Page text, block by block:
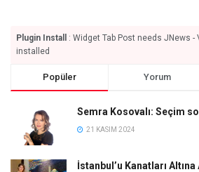
Plugin Install
: Widget Tab Post needs JNews -
installed
Popüler Yorum
Semra Kosovalı: Seçim
21 KASIM 2024
İstanbul’u Kanatları